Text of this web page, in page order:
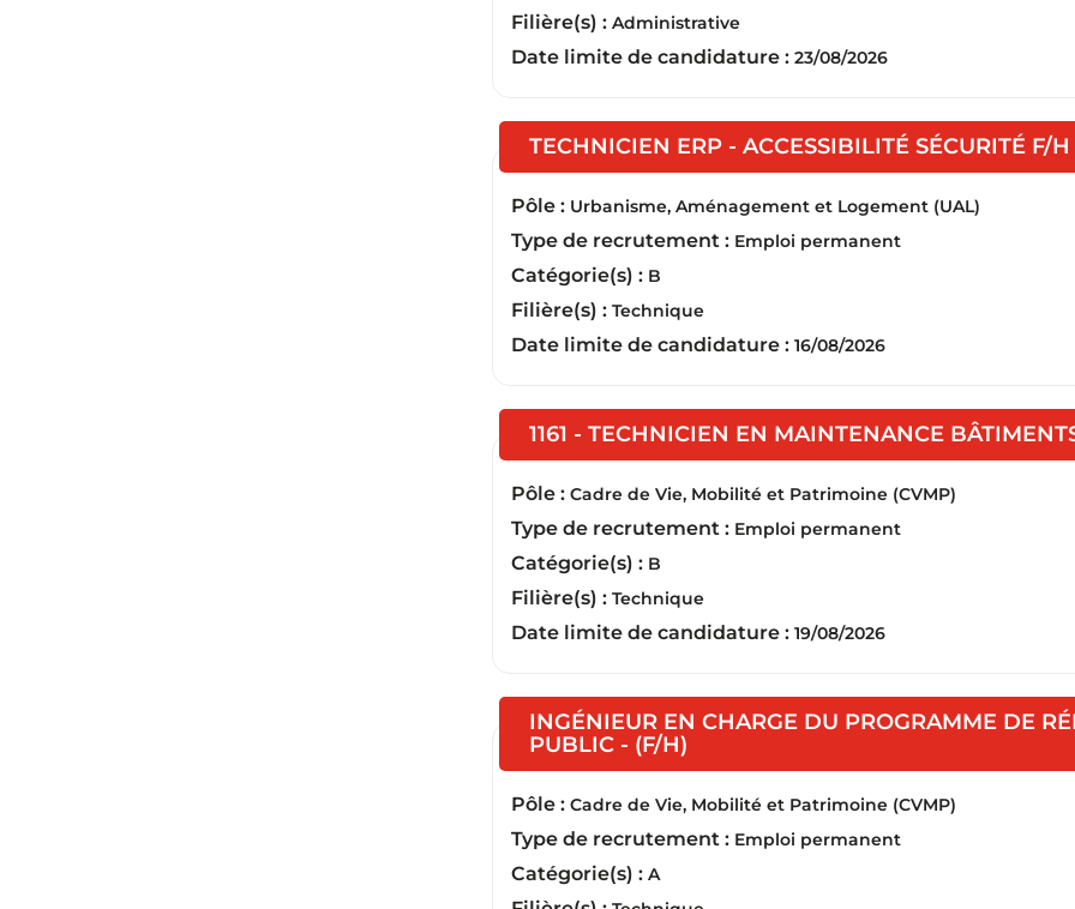
Filière(s) : Administrative
Date limite de candidature : 23/08/2026
TECHNICIEN ERP - ACCESSIBILITÉ SÉCURITÉ F/H
Pôle : Urbanisme, Aménagement et Logement (UAL)
Type de recrutement : Emploi permanent
Catégorie(s) : B
Filière(s) : Technique
Date limite de candidature : 16/08/2026
1161 - TECHNICIEN EN MAINTENANCE
Pôle : Cadre de Vie, Mobilité et Patrimoine (CVMP)
Type de recrutement : Emploi permanent
Catégorie(s) : B
Filière(s) : Technique
Date limite de candidature : 19/08/2026
INGÉNIEUR EN CHARGE DU PROGRAMME DE
PUBLIC - (F/H)(Nouvelle fenêtre)
Pôle : Cadre de Vie, Mobilité et Patrimoine (CVMP)
Type de recrutement : Emploi permanent
Catégorie(s) : A